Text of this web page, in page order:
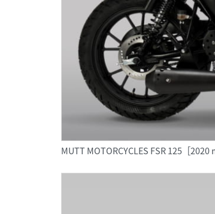
MUTT MOTORCYCLES FSR 125［